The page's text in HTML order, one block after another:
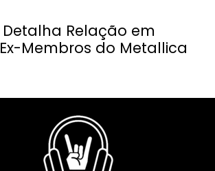
Relação em
Membros do Metallica